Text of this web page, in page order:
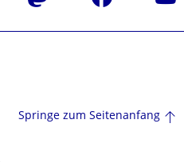
Springe zum Seitenanfang